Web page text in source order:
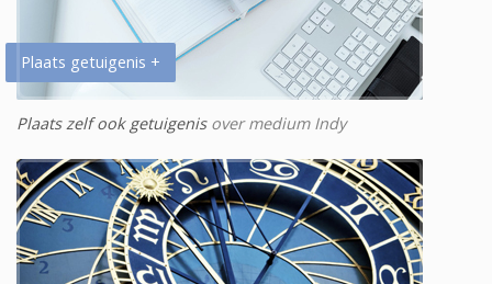
Plaats getuigenis +
Plaats zelf ook getuigenisover medium Indy